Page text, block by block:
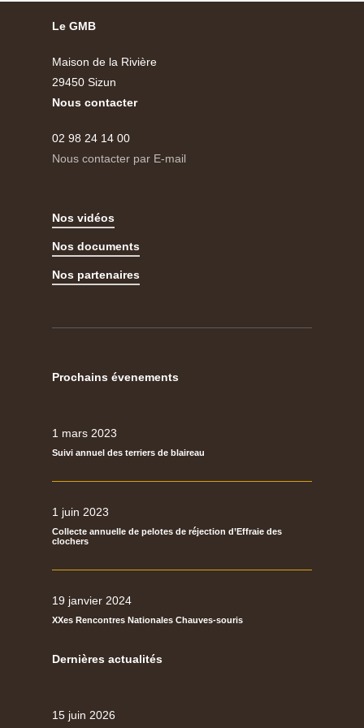
Le GMB
Maison de la Rivière
29450 Sizun
Nous contacter
02 98 24 14 00
Nous contacter par E-mail
Nos vidéos
Nos documents
Nos partenaires
Prochains évenements
1 mars 2023
Suivi annuel des terriers de blaireau
1 juin 2023
Collecte annuelle de pelotes de réjection d’Effraie des
clochers
19 janvier 2024
XXes Rencontres Nationales Chauves-souris
Dernières actualités
15 juin 2026